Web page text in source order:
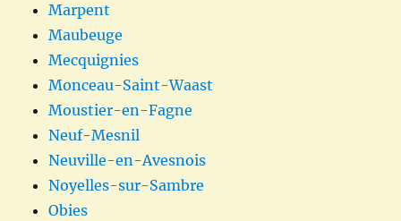
Marpent
Maubeuge
Mecquignies
Monceau-Saint-Waast
Moustier-en-Fagne
Neuf-Mesnil
Neuville-en-Avesnois
Noyelles-sur-Sambre
Obies